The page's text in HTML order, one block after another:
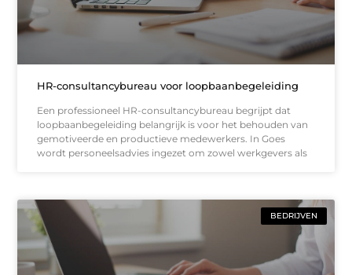
HR-consultancybureau voor loopbaanbegeleiding
Een professioneel HR-consultancybureau begrijpt dat
loopbaanbegeleiding belangrijk is voor het behouden van
gemotiveerde en productieve medewerkers. In Goes
wordt personeelsadvies ingezet om zowel werkgevers als
BEDRIJVEN